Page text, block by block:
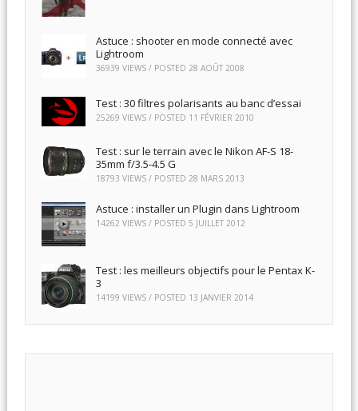
Astuce : shooter en mode connecté avec
Lightroom
36939 VIEWS / POSTED 28 AOÛT 2008
Test : 30 filtres polarisants au banc d’essai
25269 VIEWS / POSTED 11 FÉVRIER 2010
Test : sur le terrain avec le Nikon AF-S 18-
35mm f/3.5-4.5 G
18793 VIEWS / POSTED 28 MARS 2013
Astuce : installer un Plugin dans Lightroom
14262 VIEWS / POSTED 5 JUILLET 2012
Test : les meilleurs objectifs pour le Pentax K-
3
14199 VIEWS / POSTED 13 JANVIER 2014